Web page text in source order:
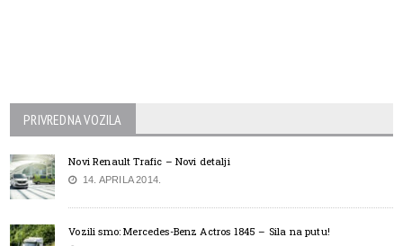
PRIVREDNA VOZILA
Novi Renault Trafic – Novi detalji
14. APRILA 2014.
Vozili smo: Mercedes-Benz Actros 1845 – Sila na putu!